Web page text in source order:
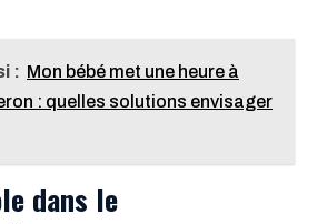
: Mon bébé met une heure à
: quelles solutions envisager
dans le